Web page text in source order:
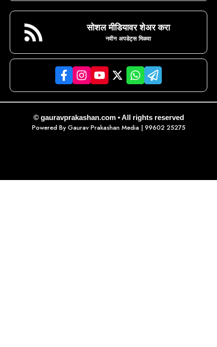
सोशल मीडियावर शेअर करा
नवीन अपडेट्स मिळवा
© gauravprakashan.com • All rights reserved
Powered By Gaurav Prakashan Media| 99602 25275